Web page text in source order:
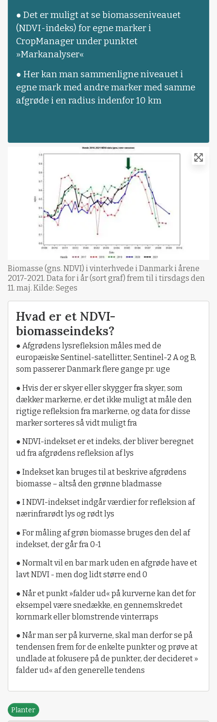
● Det er muligt at se biomasseniveauet
(NDVI-indeks) for egne marker i
CropManager under punktet
»Markanalyser«
● Her kan man sammenligne niveauet i
egne mark med andre marker med samme
afgrøde i en radius indenfor 10 km
Biomasse (gns. NDVI) i vinterhvede i Danmark i årene
2017-2021. Data for i år (sort graf) frem til i tirsdags den
11. maj. Kilde: Seges
Hvad er et NDVI-
biomasseindeks?
● Afgrødens lysrefleksion måles med de
europæiske Sentinel-satellitter, Sentinel-2 A og B,
som passerer Danmark flere gange pr. uge
● Hvis der er skyer eller skygger fra skyer, som
dækker markerne, er det ikke muligt at måle den
rigtige refleksion fra markerne, og data for disse
marker sorteres så vidt muligt fra
● NDVI-indekset er et indeks, der bliver beregnet
ud fra afgrødens refleksion af lys
● Indekset kan bruges til at beskrive afgrødens
biomasse – altså den grønne bladmasse
● I NDVI-indekset indgår værdier for refleksion af
nærinfrarødt lys og rødt lys
● For måling af grøn biomasse bruges den del af
indekset, der går fra 0-1
● Normalt vil en bar mark uden en afgrøde have et
lavt NDVI - men dog lidt større end 0
● Når et punkt »falder ud« på kurverne kan det for
eksempel være snedække, en gennemskredet
kornmark eller blomstrende vinterraps
● Når man ser på kurverne, skal man derfor se på
tendensen frem for de enkelte punkter og prøve at
undlade at fokusere på de punkter, der decideret »
falder ud« af den generelle tendens
Planter